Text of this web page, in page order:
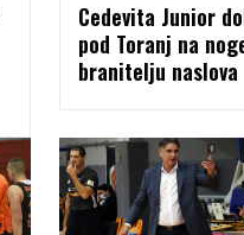
Cedevita Junior
pod Toranj na
branitelju naslova